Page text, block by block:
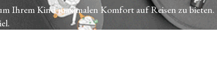
Ihrem Kind maximalen Komfort auf Reisen zu bieten.